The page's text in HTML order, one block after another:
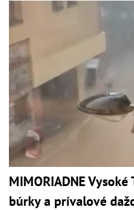
MIMORIADNE
búrky a prívalové